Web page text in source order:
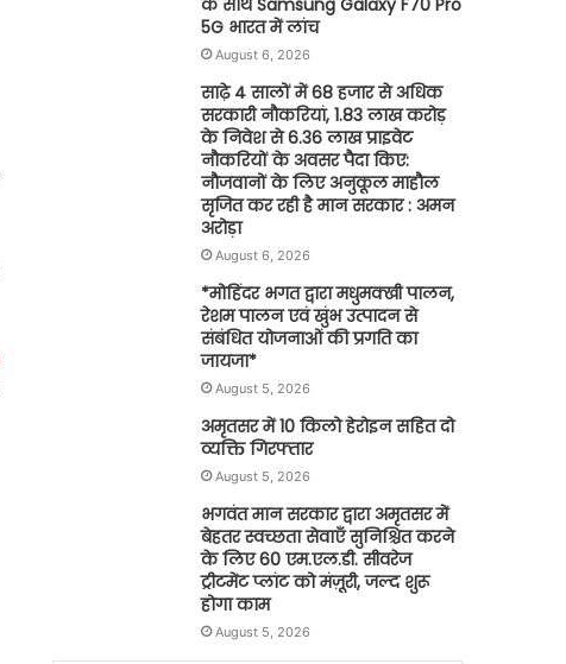
5G भारत में लांच
August 6, 2026
साढ़े 4 सालों में 68 हजार से अधिक
सरकारी नौकरियां, 1.83 लाख करोड़
के निवेश से 6.36 लाख प्राइवेट
नौकरियों के अवसर पैदा किए:
नौजवानों के लिए अनुकूल माहौल
सृजित कर रही है मान सरकार : अमन
अरोड़ा
August 6, 2026
*मोहिंदर भगत द्वारा मधुमक्खी पालन,
रेशम पालन एवं खुंभ उत्पादन से
संबंधित योजनाओं की प्रगति का
जायजा*
August 5, 2026
अमृतसर में 10 किलो हेरोइन सहित दो
व्यक्ति गिरफ्तार
August 5, 2026
भगवंत मान सरकार द्वारा अमृतसर में
बेहतर स्वच्छता सेवाएँ सुनिश्चित करने
के लिए 60 एम.एल.डी. सीवरेज
ट्रीटमेंट प्लांट को मंज़ूरी, जल्द शुरू
होगा काम
August 5, 2026